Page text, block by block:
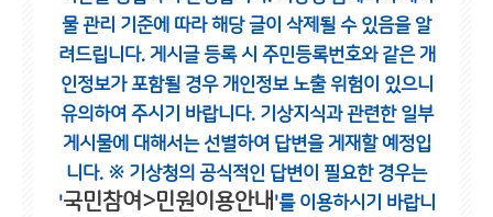
물 관리 기준에 따라 해당 글이 삭제될 수 있음을 알
려드립니다. 게시글 등록 시 주민등록번호와 같은 개
인정보가 포함될 경우 개인정보 노출 위험이 있으니
유의하여 주시기 바랍니다. 기상지식과 관련한 일부
게시물에 대해서는 선별하여 답변을 게재할 예정입
니다. ※ 기상청의 공식적인 답변이 필요한 경우는
'국민참여>민원이용안내 '를 이용하시기 바랍니